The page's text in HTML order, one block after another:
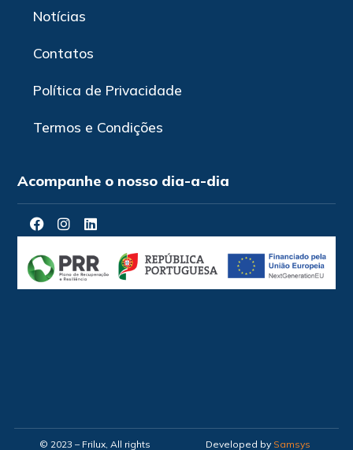
Notícias
Contatos
Política de Privacidade
Termos e Condições
Acompanhe o nosso dia-a-dia
© 2023 – Frilux, All rights Developed by Samsys